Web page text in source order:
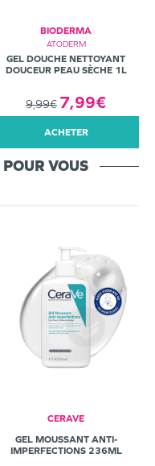
BIODERMA
ATODERM
GEL DOUCHE NETTOYANT
DOUCEUR PEAU SÈCHE 1L
9,99€ 7,99€
ACHETER
POUR VOUS
CERAVE
GEL MOUSSANT ANTI-
IMPERFECTIONS 236ML